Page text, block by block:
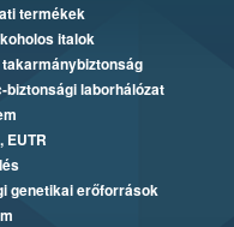
termékek
italok
biztonsági laborhálózat
EUTR
genetikai erőforrások